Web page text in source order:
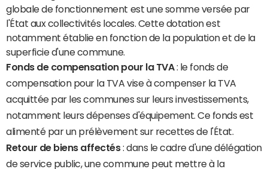
globale de fonctionnement est une somme versée par
l'État aux collectivités locales. Cette dotation est
notamment établie en fonction de la population et de la
superficie d'une commune.
Fonds de compensation pour la TVA: le fonds de
compensation pour la TVA vise à compenser la TVA
acquittée par les communes sur leurs investissements,
notamment leurs dépenses d'équipement. Ce fonds est
alimenté par un prélèvement sur recettes de l'État.
Retour de biens affectés: dans le cadre d'une délégation
de service public, une commune peut mettre à la